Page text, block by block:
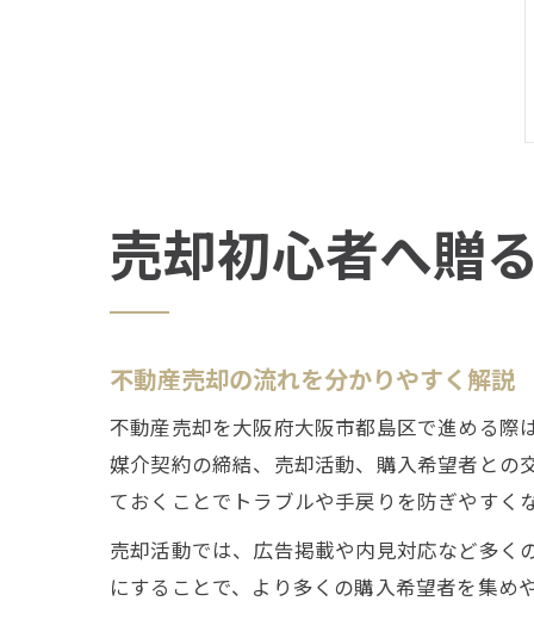
売却初心者へ贈
不動産売却の流れを分かりやすく解説
不動産売却を大阪府大阪市都島区で進める際
媒介契約の締結、売却活動、購入希望者との
ておくことでトラブルや手戻りを防ぎやすくな
売却活動では、広告掲載や内見対応など多く
にすることで、より多くの購入希望者を集め